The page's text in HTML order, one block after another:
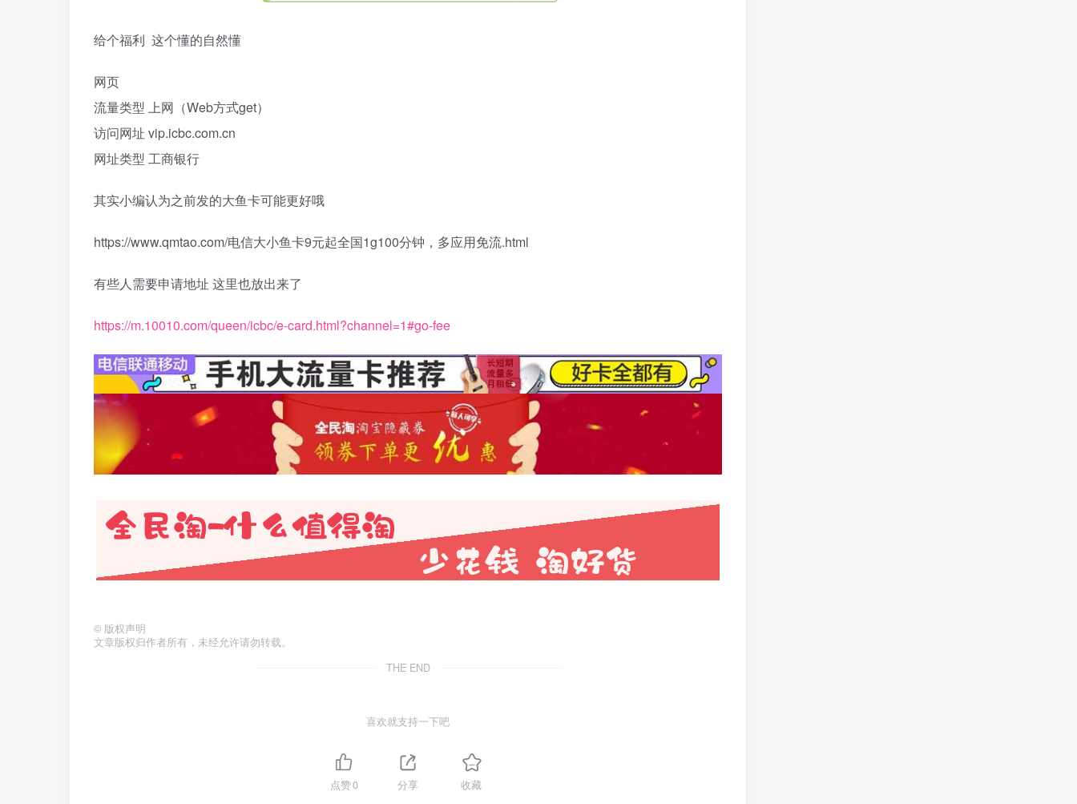
给个福利 这个懂的自然懂
网页
流量类型 上网（Web方式get）
访问网址 vip.icbc.com.cn
网址类型 工商银行
其实小编认为之前发的大鱼卡可能更好哦
https://www.qmtao.com/电信大小鱼卡9元起全国1g100分钟，多应用免流.html
有些人需要申请地址 这里也放出来了
https://m.10010.com/queen/icbc/e-card.html?channel=1#go-fee
© 版权声明
文章版权归作者所有，未经允许请勿转载。
THE END
喜欢就支持一下吧
点赞0 分享 收藏